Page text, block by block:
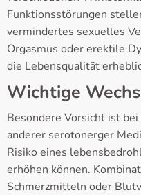
Funktionsstörungen
vermindertes sexuelles
Orgasmus oder erektile
die Lebensqualität
Wichtige
Besondere Vorsicht ist
anderer serotonerger
Risiko eines
erhöhen können.
Schmerzmitteln oder